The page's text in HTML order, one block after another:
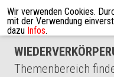
Themenbereich
Wir verwenden Cookies.
mit der Verwendung
dazu Infos.